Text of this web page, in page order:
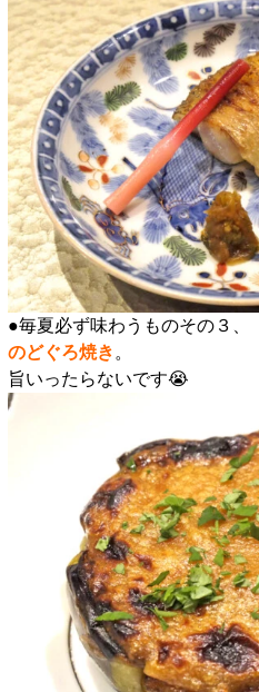
●毎夏必ず味わうものその３、
のどぐろ焼き 。
旨いったらないです😭